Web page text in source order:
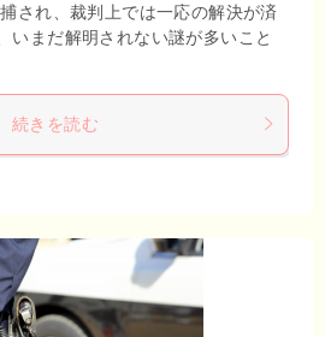
され、裁判上では一応の解決が済
いまだ解明されない謎が多いこと
続きを読む